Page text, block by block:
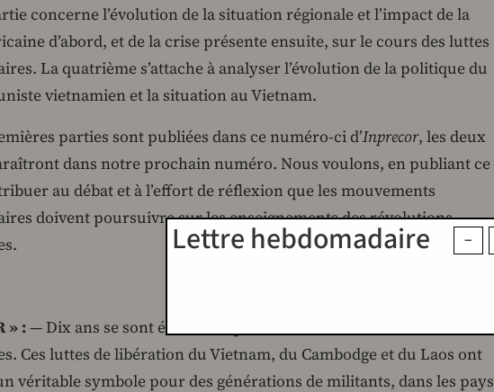
concerne l’évolution de la situation régionale et l’impact de la
d’abord, et de la crise présente ensuite, sur le cours des luttes
La quatrième s’attache à analyser l’évolution de la politique du
vietnamien et la situation au Vietnam.
parties sont publiées dans ce numéro-ci d’Inprecor, les deux
dans notre prochain numéro. Nous voulons, en publiant ce
au débat et à l’effort de réflexion que les mouvements
doivent poursuivre sur les enseignements des révolutions
» :— Dix ans se sont écoulés depuis la victoire des révolutions
Ces luttes de libération du Vietnam, du Cambodge et du Laos ont
véritable symbole pour des générations de militants, dans les pays
−
Lettre hebdomadaire